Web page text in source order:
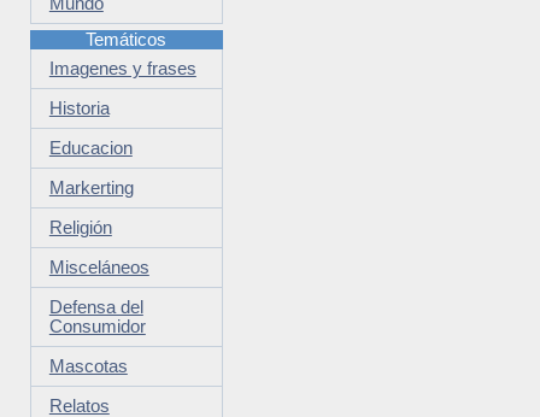
Temáticos
Imagenes y frases
Historia
Educacion
Markerting
Religión
Misceláneos
Defensa del
Consumidor
Mascotas
Relatos